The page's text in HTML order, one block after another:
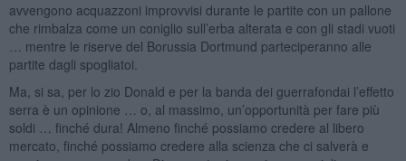
avvengono acquazzoni improvvisi durante le partite con un pallone
che rimbalza come un coniglio sull’erba alterata e con gli stadi vuoti
… mentre le riserve del Borussia Dortmund parteciperanno alle
partite dagli spogliatoi.
Ma, si sa, per lo zio Donald e per la banda dei guerrafondai l’effetto
serra è un opinione … o, al massimo, un’opportunità per fare più
soldi … finché dura! Almeno finché possiamo credere al libero
mercato, finché possiamo credere alla scienza che ci salverà e